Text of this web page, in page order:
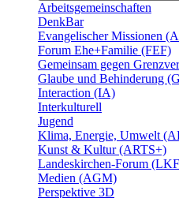
Arbeitsgemeinschaften
DenkBar
Evangelischer Missionen
Forum Ehe+Familie (FEF)
Gemeinsam gegen
Glaube und Behinderung
Interaction (IA)
Interkulturell
Jugend
Klima, Energie, Umwelt
Kunst & Kultur (ARTS+)
Landeskirchen-Forum
Medien (AGM)
Perspektive 3D